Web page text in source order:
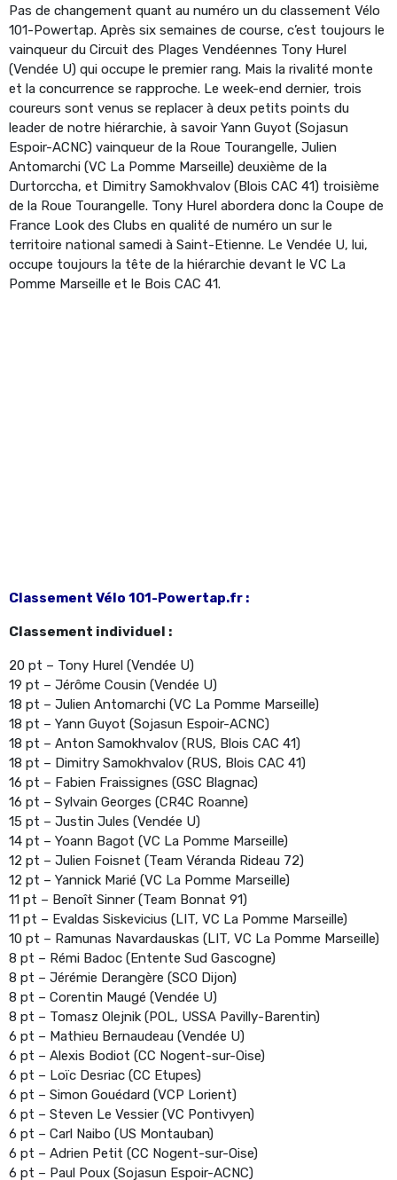
Pas de changement quant au numéro un du classement Vélo
101-Powertap. Après six semaines de course, c’est toujours le
vainqueur du Circuit des Plages Vendéennes Tony Hurel
(Vendée U) qui occupe le premier rang. Mais la rivalité monte
et la concurrence se rapproche. Le week-end dernier, trois
coureurs sont venus se replacer à deux petits points du
leader de notre hiérarchie, à savoir Yann Guyot (Sojasun
Espoir-ACNC) vainqueur de la Roue Tourangelle, Julien
Antomarchi (VC La Pomme Marseille) deuxième de la
Durtorccha, et Dimitry Samokhvalov (Blois CAC 41) troisième
de la Roue Tourangelle. Tony Hurel abordera donc la Coupe de
France Look des Clubs en qualité de numéro un sur le
territoire national samedi à Saint-Etienne. Le Vendée U, lui,
occupe toujours la tête de la hiérarchie devant le VC La
Pomme Marseille et le Bois CAC 41.
Classement Vélo 101-Powertap.fr :
Classement individuel :
20 pt – Tony Hurel (Vendée U)
19 pt – Jérôme Cousin (Vendée U)
18 pt – Julien Antomarchi (VC La Pomme Marseille)
18 pt – Yann Guyot (Sojasun Espoir-ACNC)
18 pt – Anton Samokhvalov (RUS, Blois CAC 41)
18 pt – Dimitry Samokhvalov (RUS, Blois CAC 41)
16 pt – Fabien Fraissignes (GSC Blagnac)
16 pt – Sylvain Georges (CR4C Roanne)
15 pt – Justin Jules (Vendée U)
14 pt – Yoann Bagot (VC La Pomme Marseille)
12 pt – Julien Foisnet (Team Véranda Rideau 72)
12 pt – Yannick Marié (VC La Pomme Marseille)
11 pt – Benoît Sinner (Team Bonnat 91)
11 pt – Evaldas Siskevicius (LIT, VC La Pomme Marseille)
10 pt – Ramunas Navardauskas (LIT, VC La Pomme Marseille)
8 pt – Rémi Badoc (Entente Sud Gascogne)
8 pt – Jérémie Derangère (SCO Dijon)
8 pt – Corentin Maugé (Vendée U)
8 pt – Tomasz Olejnik (POL, USSA Pavilly-Barentin)
6 pt – Mathieu Bernaudeau (Vendée U)
6 pt – Alexis Bodiot (CC Nogent-sur-Oise)
6 pt – Loïc Desriac (CC Etupes)
6 pt – Simon Gouédard (VCP Lorient)
6 pt – Steven Le Vessier (VC Pontivyen)
6 pt – Carl Naibo (US Montauban)
6 pt – Adrien Petit (CC Nogent-sur-Oise)
6 pt – Paul Poux (Sojasun Espoir-ACNC)